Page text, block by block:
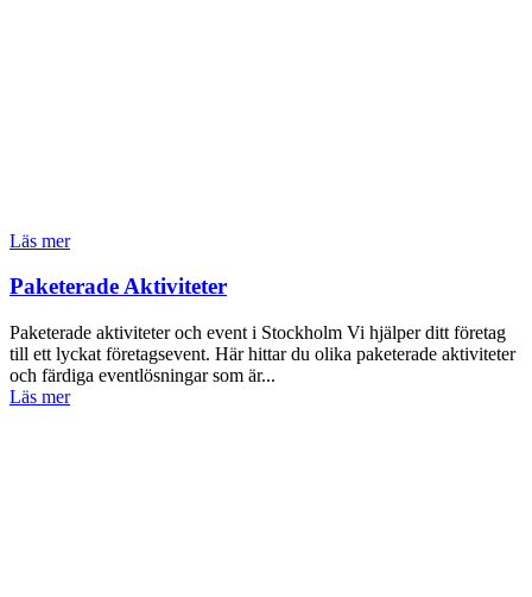
Läs mer
Paketerade Aktiviteter
Paketerade aktiviteter och event i Stockholm Vi hjälper ditt företag
till ett lyckat företagsevent. Här hittar du olika paketerade aktiviteter
och färdiga eventlösningar som är...
Läs mer